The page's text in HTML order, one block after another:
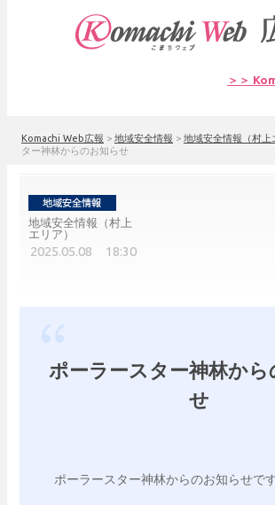
＞＞
Komachi Web広報 > 地域安全情報 > 地域安全情報（村上
ター神林からのお知らせ
地域安全情報（村上
エリア）
2025.05.08 18:30
ポーラースター神林から
せ
ポーラースター神林からのお知らせです